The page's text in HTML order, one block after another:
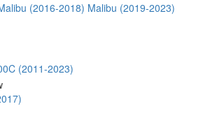
(2016-2018) Malibu (2019-2023)
(2011-2023)